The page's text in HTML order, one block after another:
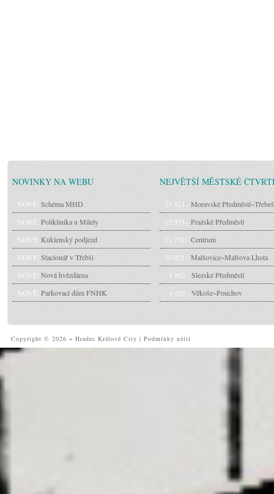
NOVINKY NA WEBU
NOVÉ: Schéma MHD
NOVÉ: Poliklinika u Milety
NOVÉ: Kuklenský podjezd
NOVÉ: Stacionář v Třebši
NOVÉ: Nová hvězdárna
NOVÉ: Parkovací dům FNHK
NEJVĚTŠÍ MĚSTSKÉ
23 413 - Moravské Předměstí~Třebeš
12 975 - Pražské Předměstí
11 779 - Centrum
10 021 - Malšovice~Malšova Lhota
8 982 - Slezské Předměstí
4 105 - Věkoše~Pouchov
Copyright © 2026 ~ Hradec Králové City | Podmínky užití